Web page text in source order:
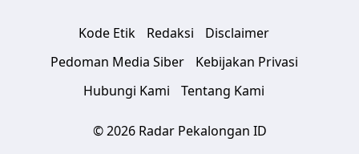
Kode Etik Redaksi
Disclaimer
Pedoman Media Siber
Kebijakan Privasi
Hubungi Kami
Tentang Kami
© 2026 Radar Pekalongan ID